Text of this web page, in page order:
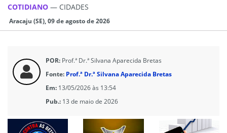
COTIDIANO — CIDADES
Aracaju (SE), 09 de agosto de 2026
POR: Prof.ª Dr.ª Silvana Aparecida Bretas
Fonte: Prof.ª Dr.ª Silvana Aparecida Bretas
Em: 13/05/2026 às 13:54
Pub.: 13 de maio de 2026